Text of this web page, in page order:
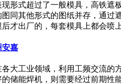
形式超过了一般模具，高铁
同其他形式的图纸并存，通
才出厂的，每套模具上都会喷
嘉
大工业领域，利用工频交流
储能焊机，则需要经过前期